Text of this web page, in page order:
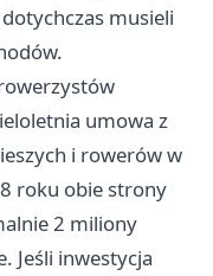
musieli
umowa z
i rowerów w
roku obie strony
2 miliony
Jeśli inwestycja